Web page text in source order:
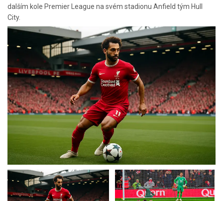
dalším kole Premier League na svém stadionu Anfield tým Hull
City.